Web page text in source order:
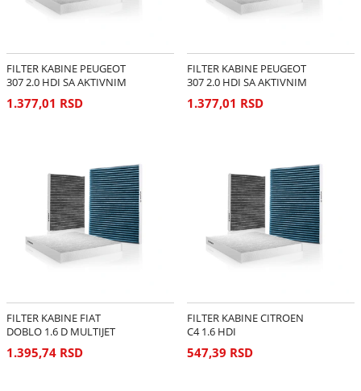
FILTER KABINE PEUGEOT
307 2.0 HDI SA AKTIVNIM
UGLJEM
1.377,01 RSD
FILTER KABINE PEUGEOT
307 2.0 HDI SA AKTIVNIM
UGLJEM
1.377,01 RSD
FILTER KABINE FIAT
DOBLO 1.6 D MULTIJET
1.395,74 RSD
FILTER KABINE CITROEN
C4 1.6 HDI
547,39 RSD